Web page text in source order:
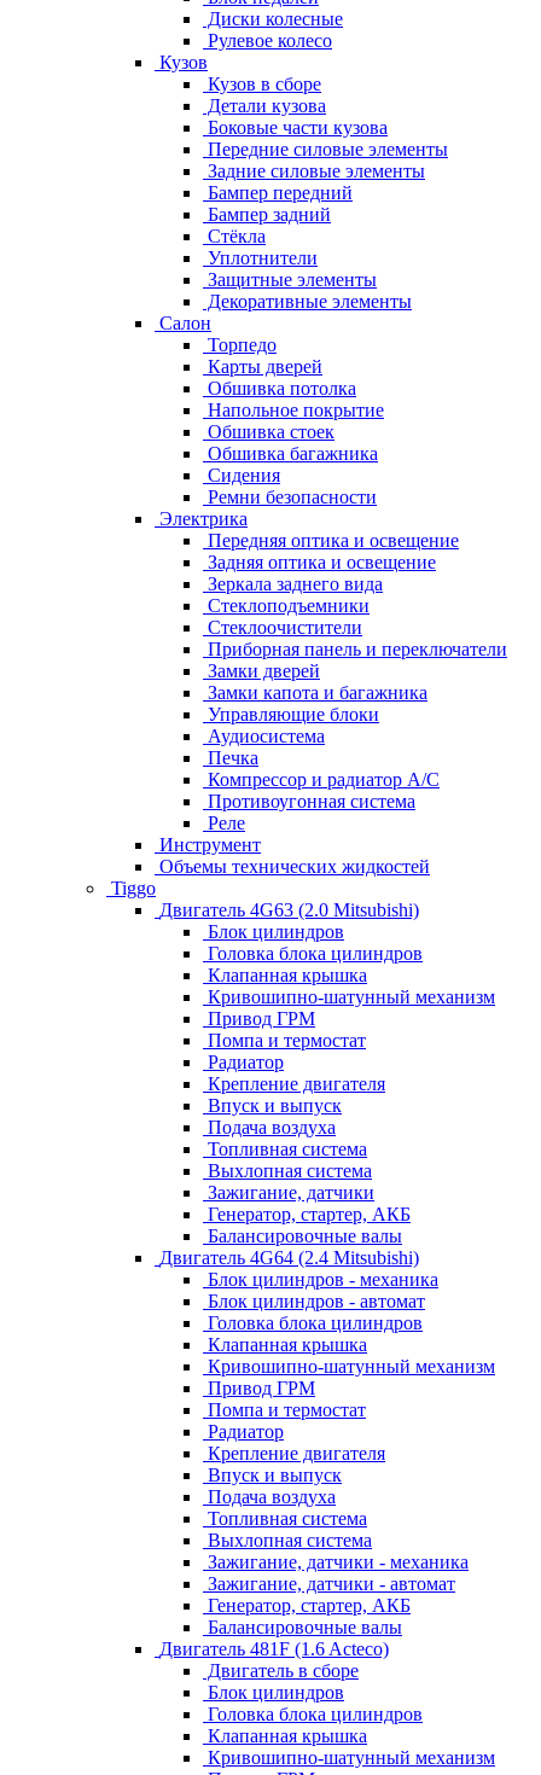
Диски колесные
Рулевое колесо
Кузов
Кузов в сборе
Детали кузова
Боковые части кузова
Передние силовые элементы
Задние силовые элементы
Бампер передний
Бампер задний
Стёкла
Уплотнители
Защитные элементы
Декоративные элементы
Салон
Торпедо
Карты дверей
Обшивка потолка
Напольное покрытие
Обшивка стоек
Обшивка багажника
Сидения
Ремни безопасности
Электрика
Передняя оптика и освещение
Задняя оптика и освещение
Зеркала заднего вида
Стеклоподъемники
Стеклоочистители
Приборная панель и переключатели
Замки дверей
Замки капота и багажника
Управляющие блоки
Аудиосистема
Печка
Компрессор и радиатор А/C
Противоугонная система
Реле
Инструмент
Объемы технических жидкостей
Tiggo
Двигатель 4G63 (2.0 Mitsubishi)
Блок цилиндров
Головка блока цилиндров
Клапанная крышка
Кривошипно-шатунный механизм
Привод ГРМ
Помпа и термостат
Радиатор
Крепление двигателя
Впуск и выпуск
Подача воздуха
Топливная система
Выхлопная система
Зажигание, датчики
Генератор, стартер, АКБ
Балансировочные валы
Двигатель 4G64 (2.4 Mitsubishi)
Блок цилиндров - механика
Блок цилиндров - автомат
Головка блока цилиндров
Клапанная крышка
Кривошипно-шатунный механизм
Привод ГРМ
Помпа и термостат
Радиатор
Крепление двигателя
Впуск и выпуск
Подача воздуха
Топливная система
Выхлопная система
Зажигание, датчики - механика
Зажигание, датчики - автомат
Генератор, стартер, АКБ
Балансировочные валы
Двигатель 481F (1.6 Acteco)
Двигатель в сборе
Блок цилиндров
Головка блока цилиндров
Клапанная крышка
Кривошипно-шатунный механизм